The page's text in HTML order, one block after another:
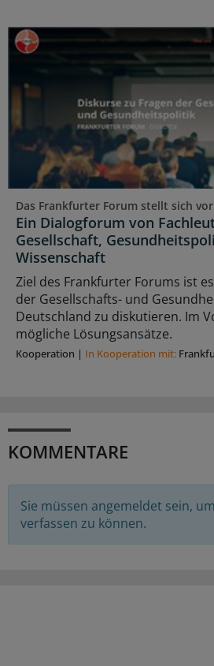
Das Frankfurter Forum stellt sich vor
Ein Dialogforum von
Gesellschaft,
Wissenschaft
Ziel des Frankfurter Forums ist
der Gesellschafts- und
Deutschland zu diskutieren. Im
mögliche Lösungsansätze.
Kooperation | In Kooperation mit:
KOMMENTARE
Sie müssen angemeldet sein,
verfassen zu können.